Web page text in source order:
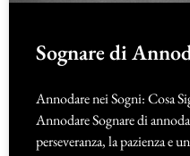
Sognare di
Annodare nei Sogni: Cosa
Annodare Sognare di
perseveranza, la pazienza e